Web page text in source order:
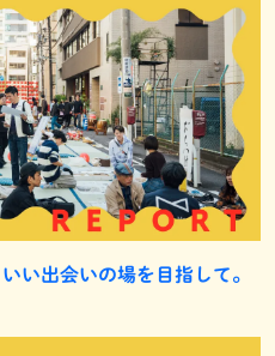
い出会いの場を目指して。